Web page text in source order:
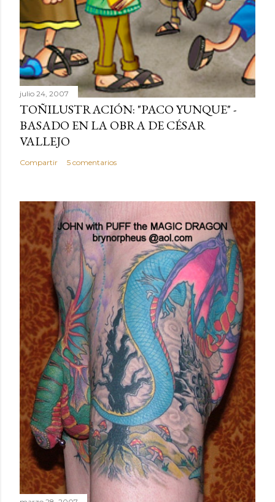
julio 24, 2007
TOÑILUSTRACIÓN: "PACO YUNQUE" -
BASADO EN LA OBRA DE CÉSAR
VALLEJO
Compartir 5 comentarios